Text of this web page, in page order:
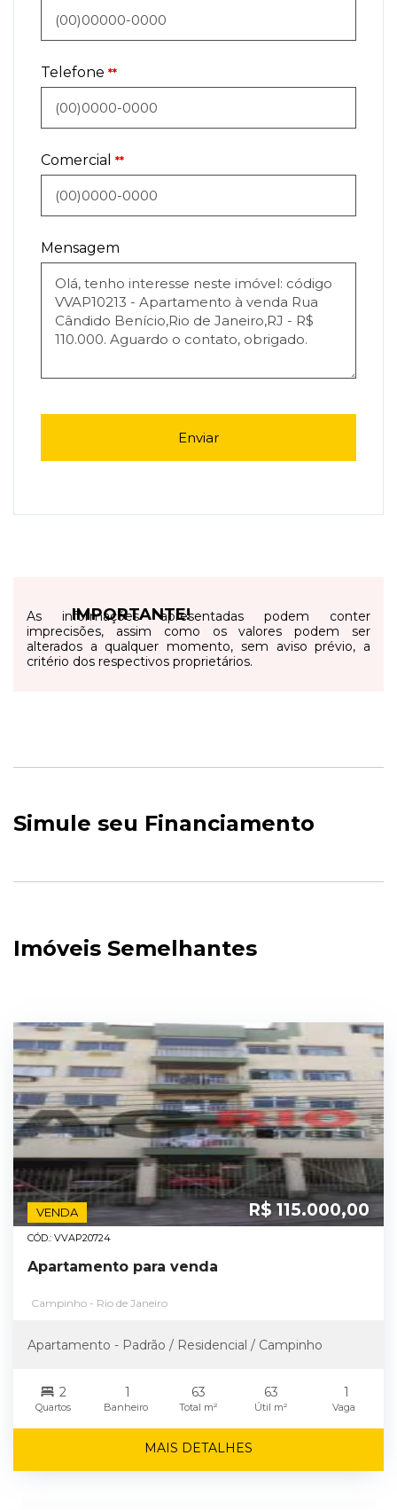
Telefone **
Comercial **
Mensagem
Enviar
IMPORTANTE!
As informações apresentadas podem conter
imprecisões, assim como os valores podem ser
alterados a qualquer momento, sem aviso prévio, a
critério dos respectivos proprietários.
Simule seu Financiamento
Imóveis Semelhantes
VENDA R$ 115.000,00
CÓD.: VVAP20724
Apartamento para venda
Campinho - Rio de Janeiro
Apartamento - Padrão / Residencial / Campinho
2
Quartos
1
Banheiro
63
Total m²
63
Útil m²
1
Vaga
MAIS DETALHES